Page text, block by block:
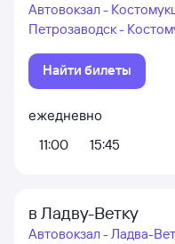
Автовокзал -
Петрозаводск -
Найти билеты
ежедневно
11:00
15:45
в Ладву-Ветку
Автовокзал - Ладва-